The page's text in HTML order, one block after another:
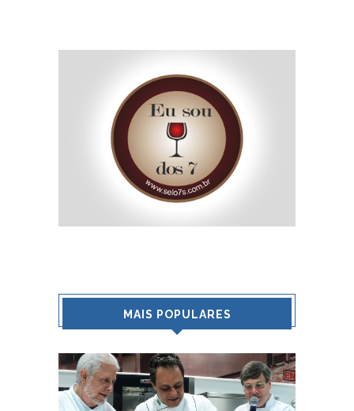
MAIS POPULARES